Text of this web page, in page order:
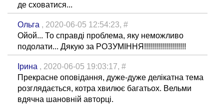
де сховатися...
Ольга , 2020-06-05 12:54:23, #
Ойой... То справді проблема, яку неможливо
подолати... Дякую за РОЗУМІННЯ!!!!!!!!!!!!!!!!!!!!!
Ірина , 2020-06-05 19:03:17, #
Прекрасне оповідання, дуже-дуже делікатна тема
розглядається, котра хвилює багатьох. Вельми
вдячна шановній авторці.